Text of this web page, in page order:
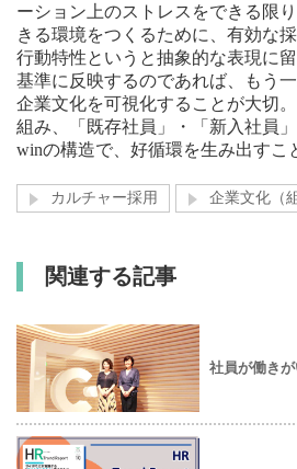
ーション上のストレスをできる限
きる環境をつくるために、有効な
行動特性というと抽象的な表現に
基準に反映するのであれば、もう
企業文化を可視化することが大切
組み、「既存社員」・「新入社員
winの構造で、好循環を生み出すこ
カルチャー採用 企業文化（
関連する記事
社員が働き